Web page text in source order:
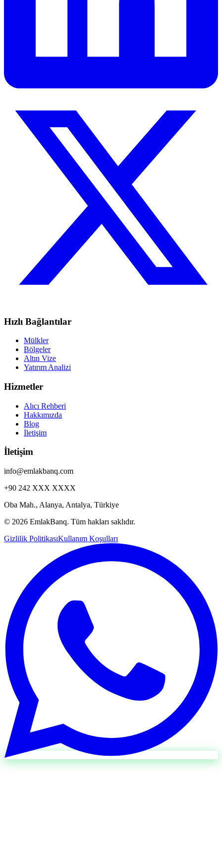
Hızlı Bağlantılar
Mülkler
Bölgeler
Altın Vize
Yatırım Analizi
Hizmetler
Alıcı Rehberi
Hakkımızda
Blog
İletişim
İletişim
info@emlakbanq.com
+90 242 XXX XXXX
Oba Mah., Alanya, Antalya, Türkiye
© 2026 EmlakBanq. Tüm hakları saklıdır.
Gizlilik PolitikasıKullanım Koşulları